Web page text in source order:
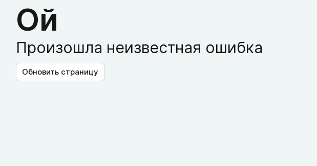
Ой
Произошла неизвестная ошибка
Обновить страницу